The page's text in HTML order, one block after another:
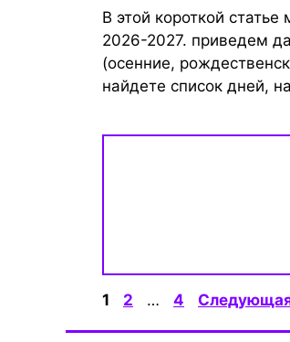
В этой короткой
2026-2027. приведем
(осенние,
найдете список дней, на
Страница
1 Страница
2 … Страница
4